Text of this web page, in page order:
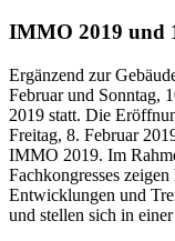
IMMO 2019 und
Ergänzend zur
Februar und Sonntag,
2019 statt. Die
Freitag, 8. Februar
IMMO 2019. Im
Fachkongresses
Entwicklungen und
und stellen sich in